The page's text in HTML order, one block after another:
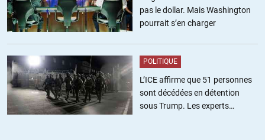
adopté le système de crédit social à la chinoise* il n’y aurait jamais eu
de crise des gilets jaunes. Pas de gilet jaune donc pas d’interpellation
considération inhumaine par nos « élites » que les individus ne se
résument qu’à des données et la mise en place d’un cadre
d’autosurveillance et d’autocensure généralisée. Quel triste monde…
*dont on peut probablement considérer que le pass sanitaire en est
pas le dollar. Mais Washington
pourrait s’en charger
POLITIQUE
L’ICE affirme que 51 personnes
sont décédées en détention
sous Trump. Les experts